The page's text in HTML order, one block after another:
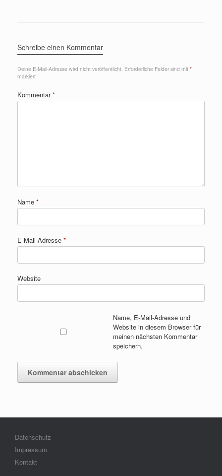
Schreibe einen Kommentar
Deine E-Mail-Adresse wird nicht veröffentlicht. Erforderliche Felder sind mit *
markiert
Kommentar*
Name *
E-Mail-Adresse *
Website
Name, E-Mail-Adresse und
Website in diesem Browser für
meinen nächsten Kommentar
speichern.
Datenschutz
Impressum
Kontakt